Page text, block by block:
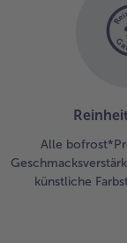
Alle
künstliche